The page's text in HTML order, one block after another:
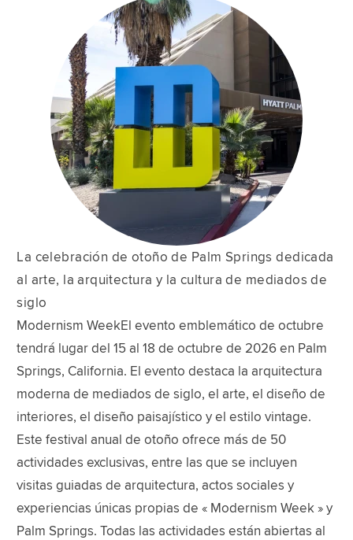
La celebración de otoño de Palm Springs dedicada
al arte, la arquitectura y la cultura de mediados de
siglo
Modernism WeekEl evento emblemático de octubre
tendrá lugar del 15 al 18 de octubre de 2026 en Palm
Springs, California. El evento destaca la arquitectura
moderna de mediados de siglo, el arte, el diseño de
interiores, el diseño paisajístico y el estilo vintage.
Este festival anual de otoño ofrece más de 50
actividades exclusivas, entre las que se incluyen
visitas guiadas de arquitectura, actos sociales y
experiencias únicas propias de « Modernism Week » y
Palm Springs. Todas las actividades están abiertas al